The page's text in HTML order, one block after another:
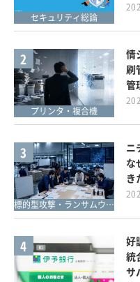
セキュリティ総論
2
プリンタ・複合機
情
刷
管
3
標的型攻撃・ランサムウェア対策
ニ
な
き
4
好
統
サ